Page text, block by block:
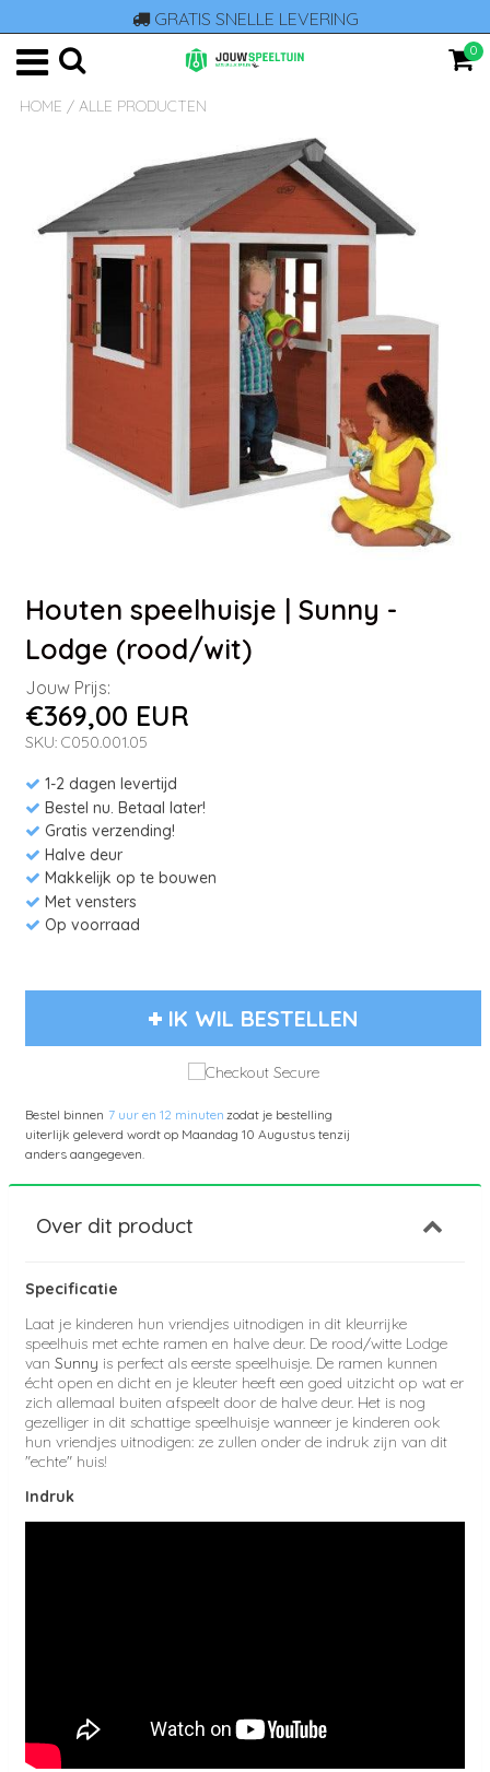
GRATIS SNELLE LEVERING
0
HOME / ALLE PRODUCTEN
Houten speelhuisje | Sunny -
Lodge (rood/wit)
Jouw Prijs:
€369,00 EUR
SKU: C050.001.05
1-2 dagen levertijd
Bestel nu. Betaal later!
Gratis verzending!
Halve deur
Makkelijk op te bouwen
Met vensters
Op voorraad
IK WIL BESTELLEN
Bestel binnen 7 uur en 12 minutenzodat je bestelling
uiterlijk geleverd wordt op Maandag 10 Augustus tenzij
anders aangegeven.
Over dit product
Specificatie
Laat je kinderen hun vriendjes uitnodigen in dit kleurrijke
speelhuis met echte ramen en halve deur. De rood/witte Lodge
van Sunny is perfect als eerste speelhuisje. De ramen kunnen
écht open en dicht en je kleuter heeft een goed uitzicht op wat er
zich allemaal buiten afspeelt door de halve deur. Het is nog
gezelliger in dit schattige speelhuisje wanneer je kinderen ook
hun vriendjes uitnodigen: ze zullen onder de indruk zijn van dit
"echte" huis!
Indruk